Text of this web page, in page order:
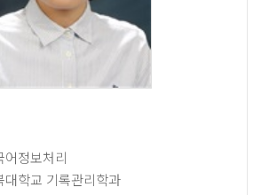
어정보처리
대학교 기록관리학과